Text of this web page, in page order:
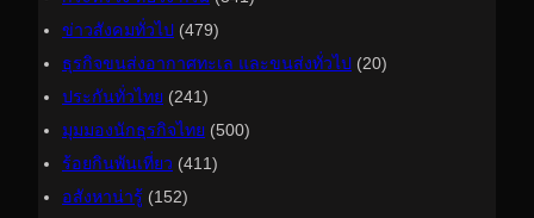
ข่าวสังคมทั่วไป (479)
ธุรกิจขนส่งอากาศทะเล และขนส่งทั่วไป (20)
ประกันทั่วไทย (241)
มุมมองนักธุรกิจไทย (500)
ร้อยกินพันเที่ยว (411)
อสังหาน่ารู้ (152)